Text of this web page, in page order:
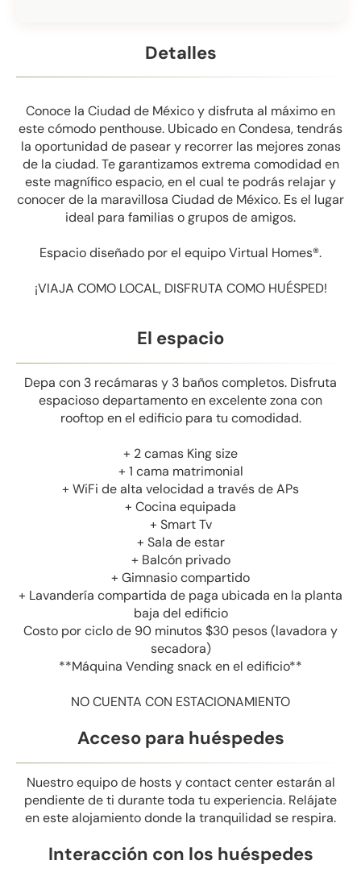
Detalles
Conoce la Ciudad de México y disfruta al máximo en
este cómodo penthouse. Ubicado en Condesa, tendrás
la oportunidad de pasear y recorrer las mejores zonas
de la ciudad. Te garantizamos extrema comodidad en
este magnífico espacio, en el cual te podrás relajar y
conocer de la maravillosa Ciudad de México. Es el lugar
ideal para familias o grupos de amigos.
Espacio diseñado por el equipo Virtual Homes®.
¡VIAJA COMO LOCAL, DISFRUTA COMO HUÉSPED!
El espacio
Depa con 3 recámaras y 3 baños completos. Disfruta
espacioso departamento en excelente zona con
rooftop en el edificio para tu comodidad.
+ 2 camas King size
+ 1 cama matrimonial
+ WiFi de alta velocidad a través de APs
+ Cocina equipada
+ Smart Tv
+ Sala de estar
+ Balcón privado
+ Gimnasio compartido
+ Lavandería compartida de paga ubicada en la planta
baja del edificio
Costo por ciclo de 90 minutos $30 pesos (lavadora y
secadora)
**Máquina Vending snack en el edificio**
NO CUENTA CON ESTACIONAMIENTO
Acceso para huéspedes
Nuestro equipo de hosts y contact center estarán al
pendiente de ti durante toda tu experiencia. Relájate
en este alojamiento donde la tranquilidad se respira.
Interacción con los huéspedes